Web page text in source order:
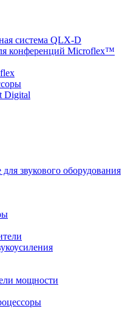
система QLX-D
конференций Microflex™
Digital
звукового оборудования
мощности